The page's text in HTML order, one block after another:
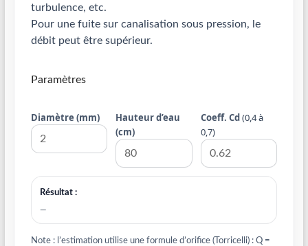
turbulence, etc.
Pour une fuite sur canalisation sous pression, le
débit peut être supérieur.
Paramètres
Diamètre (mm)
Hauteur d’eau
(cm)
Coeff. Cd(0,4 à
0,7)
Résultat :
—
Note : l’estimation utilise une formule d’orifice (Torricelli) : Q =